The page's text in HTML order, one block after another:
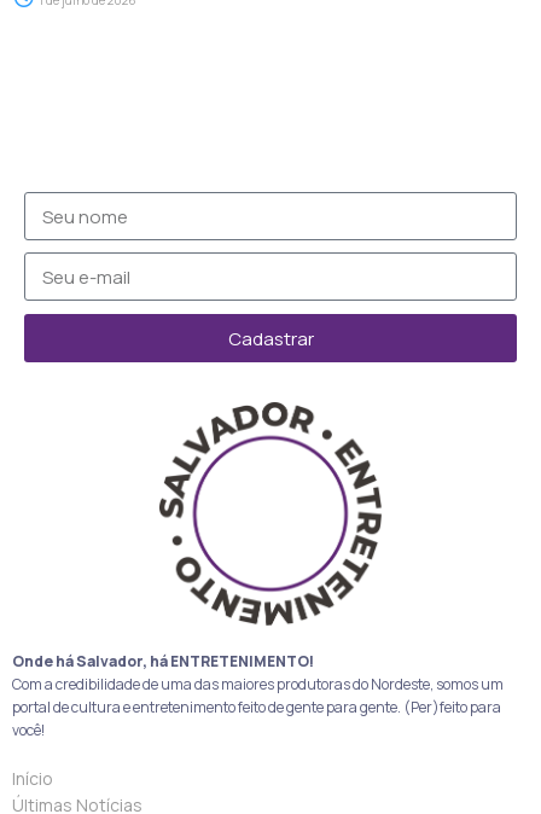
Cadastrar
Onde há Salvador, há ENTRETENIMENTO!
Com a credibilidade de uma das maiores produtoras do Nordeste, somos um
portal de cultura e entretenimento feito de gente para gente. (Per)feito para
você!
Início
Últimas Notícias